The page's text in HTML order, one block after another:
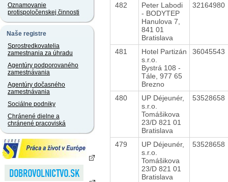
Oznamovanie
protispoločenskej činnosti
Naše registre
Sprostredkovatelia
zamestnania za úhradu
Agentúry podporovaného
zamestnávania
Agentúry dočasného
zamestnávania
Sociálne podniky
Chránené dielne a
chránené pracoviská
482
Peter Labodi
- BODYTEP
Hanulova 7,
841 01
Bratislava
32164980
481
Hotel Partizán
s.r.o.
Bystrá 108 -
Tále, 977 65
Brezno
36045543
480
UP Déjeunér,
s.r.o.
Tomášikova
23/D 821 01
Bratislava
53528658
479
UP Déjeunér,
s.r.o.
Tomášikova
23/D 821 01
Bratislava
53528658